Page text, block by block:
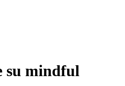
su mindful